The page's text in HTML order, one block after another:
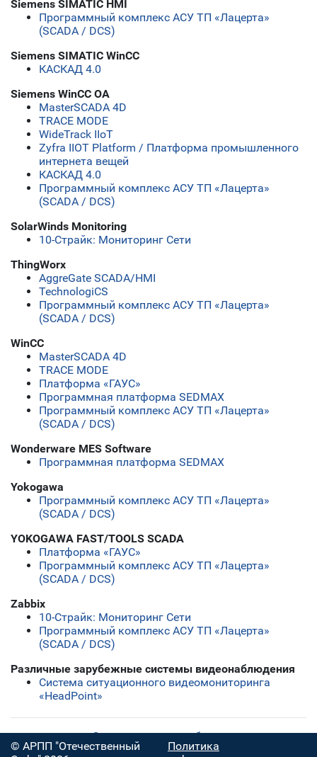
Siemens SIMATIC HMI
Программный комплекс АСУ ТП «Лацерта»
(SCADA / DCS)
Siemens SIMATIC WinCC
КАСКАД 4.0
Siemens WinCC OA
MasterSCADA 4D
TRACE MODE
WideTrack IIoT
Zyfra IIOT Platform / Платформа промышленного
интернета вещей
КАСКАД 4.0
Программный комплекс АСУ ТП «Лацерта»
(SCADA / DCS)
SolarWinds Monitoring
10-Страйк: Мониторинг Сети
ThingWorx
AggreGate SCADA/HMI
TechnologiCS
Программный комплекс АСУ ТП «Лацерта»
(SCADA / DCS)
WinCC
MasterSCADA 4D
TRACE MODE
Платформа «ГАУС»
Программная платформа SEDMAX
Программный комплекс АСУ ТП «Лацерта»
(SCADA / DCS)
Wonderware MES Software
Программная платформа SEDMAX
Yokogawa
Программный комплекс АСУ ТП «Лацерта»
(SCADA / DCS)
YOKOGAWA FAST/TOOLS SCADA
Платформа «ГАУС»
Программный комплекс АСУ ТП «Лацерта»
(SCADA / DCS)
Zabbix
10-Страйк: Мониторинг Сети
Программный комплекс АСУ ТП «Лацерта»
(SCADA / DCS)
Различные зарубежные системы видеонаблюдения
Система ситуационного видеомониторинга
«HeadPoint»
Скачать полную таблицу
© АРПП "Отечественный
Политика